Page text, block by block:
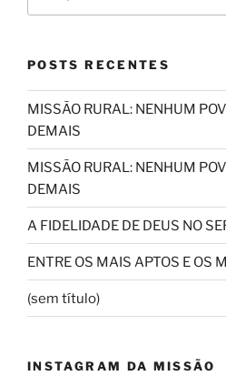
por:
POSTS RECENTES
MISSÃO RURAL: NENHUM
DEMAIS
MISSÃO RURAL: NENHUM
DEMAIS
A FIDELIDADE DE DEUS NO
ENTRE OS MAIS APTOS E OS
(sem título)
INSTAGRAM DA MISSÃO